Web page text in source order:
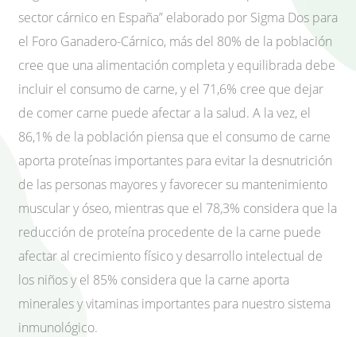
sector cárnico en España” elaborado por Sigma Dos para
el Foro Ganadero-Cárnico, más del 80% de la población
cree que una alimentación completa y equilibrada debe
incluir el consumo de carne, y el 71,6% cree que dejar
de comer carne puede afectar a la salud. A la vez, el
86,1% de la población piensa que el consumo de carne
aporta proteínas importantes para evitar la desnutrición
de las personas mayores y favorecer su mantenimiento
muscular y óseo, mientras que el 78,3% considera que la
reducción de proteína procedente de la carne puede
afectar al crecimiento físico y desarrollo intelectual de
los niños y el 85% considera que la carne aporta
minerales y vitaminas importantes para nuestro sistema
inmunológico.